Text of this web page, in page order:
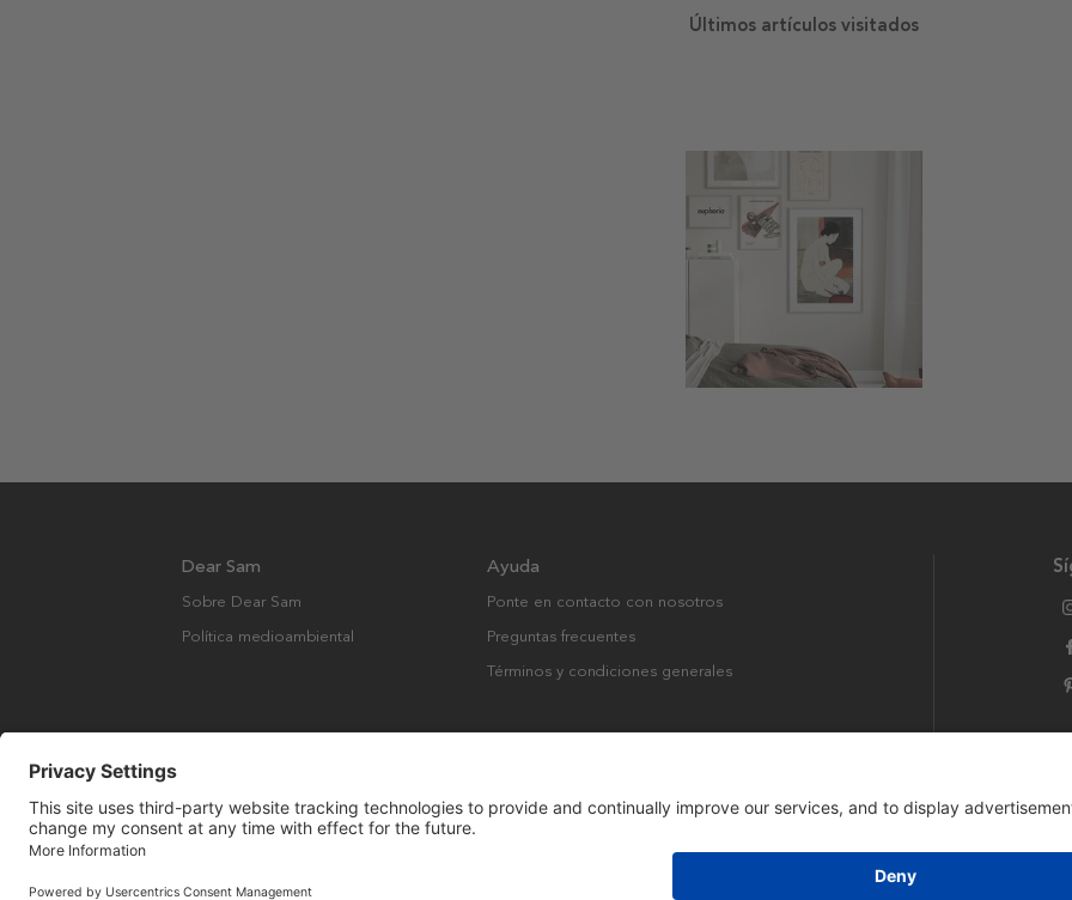
Últimos artículos visitados
Dear Sam
Sobre Dear Sam
Política medioambiental
Ayuda
Ponte en contacto con nosotros
Preguntas frecuentes
Términos y condiciones generales